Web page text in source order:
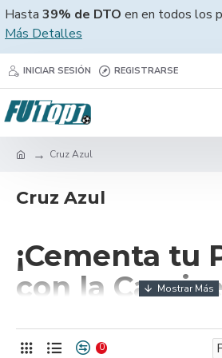
Hasta 39% de DTO en en todos los
Más Detalles
INICIAR SESIÓN REGISTRARSE
Cruz Azul
Cruz Azul
¡Cementa tu
con la
0